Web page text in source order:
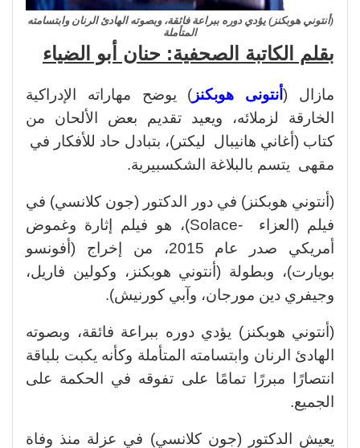
(أنتوني هوبكنز) يؤدي دوره ببراعة فائقة، وبصوته الهادئ الرنان وابتسامته
المتأملة
بقلم الكاتبة الصحفية: حنان أبو الضياء
مازال (أنتونى هوبكنز ) يوضح مهاراته الإدراكية
الخارقة لزملائه، ويعيد تقديم بعض الألحان من
كتاب (أغاني هانيبال ليكتر)، بتبادل حاد للأفكار في
مقهى يتسم بالبلاغة الشكسبيرية.
(أنتوني هوبكنز) في دور الدكتور (جون كلانسي) في
فيلم (العزاء -Solace)، هو فيلم إثارة وغموض
أمريكي صدر عام 2015، من إخراج (أفونسو
بويارت)، وبطولة (أنتوني هوبكنز، وكولين فاريل،
وجيفري دين مورجان، وآبي كورنيش).
(أنتوني هوبكنز) يؤدي دوره ببراعة فائقة، وبصوته
الهادئ الرنان وابتسامته المتأملة وكأنه يكبت بلباقة
انتصارًا مبررًا تمامًا على تفوقه في الحكمة على
الجميع.
يعيش الدكتور (جون كلانسي) في عزلة منذ وفاة